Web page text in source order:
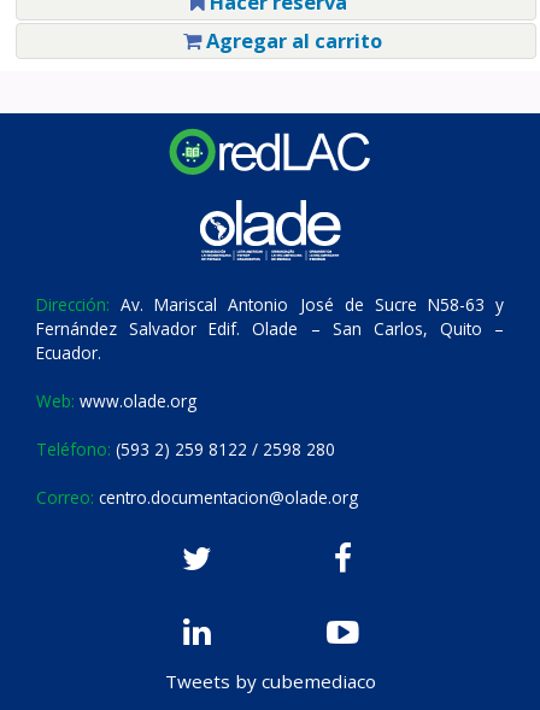
Agregar al carrito
Dirección: Av. Mariscal Antonio José de Sucre N58-63 y
Fernández Salvador Edif. Olade – San Carlos, Quito –
Ecuador.
Web: www.olade.org
Teléfono: (593 2) 259 8122 / 2598 280
Correo: centro.documentacion@olade.org
Tweets by cubemediaco